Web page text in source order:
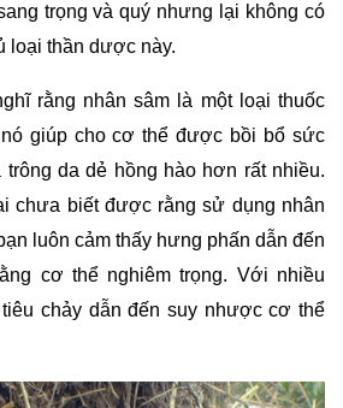
trọng và quý nhưng lại không có
loại thần dược này.
rằng nhân sâm là một loại thuốc
giúp cho cơ thể được bồi bổ sức
da dẻ hồng hào hơn rất nhiều.
chưa biết được rằng sử dụng nhân
luôn cảm thấy hưng phấn dẫn đến
cơ thể nghiêm trọng. Với nhiều
chảy dẫn đến suy nhược cơ thể